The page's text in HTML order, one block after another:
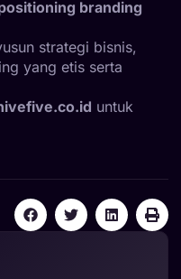
branding
strategi bisnis,
yang etis serta
untuk